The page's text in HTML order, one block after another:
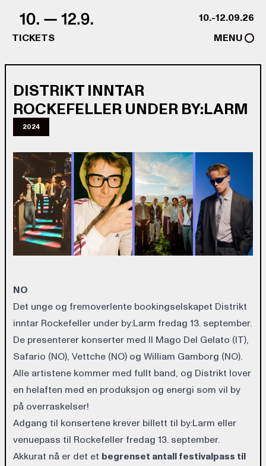
10.-12.09.26
TICKETS
MENU
DISTRIKT INNTAR
ROCKEFELLER UNDER BY:LARM
2024
NO
Det unge og fremoverlente bookingselskapet Distrikt
inntar Rockefeller under by:Larm fredag 13. september.
De presenterer konserter med Il Mago Del Gelato (IT),
Safario (NO), Vettche (NO) og William Gamborg (NO).
Alle artistene kommer med fullt band, og Distrikt lover
en helaften med en produksjon og energi som vil by
på overraskelser!
Adgang til konsertene krever billett til by:Larm eller
venuepass til Rockefeller fredag 13. september.
Akkurat nå er det et begrenset antallfestivalpass til